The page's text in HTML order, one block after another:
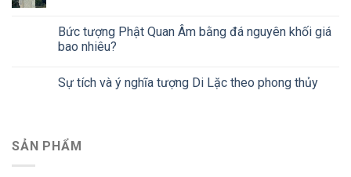
Bức tượng Phật Quan Âm bằng đá nguyên khối giá
bao nhiêu?
Sự tích và ý nghĩa tượng Di Lặc theo phong thủy
SẢN PHẨM